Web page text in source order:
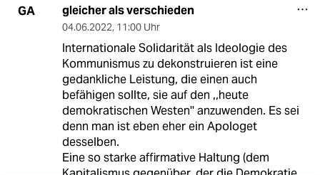
GA gleicher als verschieden
04.06.2022, 11:00 Uhr
Internationale Solidarität als Ideologie des
Kommunismus zu dekonstruieren ist eine
gedankliche Leistung, die einen auch
befähigen sollte, sie auf den ,,heute
demokratischen Westen'' anzuwenden. Es sei
denn man ist eben eher ein Apologet
desselben.
Eine so starke affirmative Haltung (dem